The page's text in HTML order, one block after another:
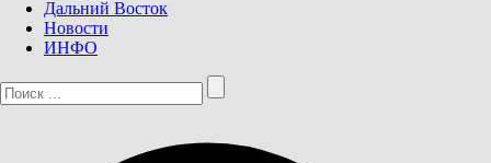
Дальний Восток
Новости
ИНФО